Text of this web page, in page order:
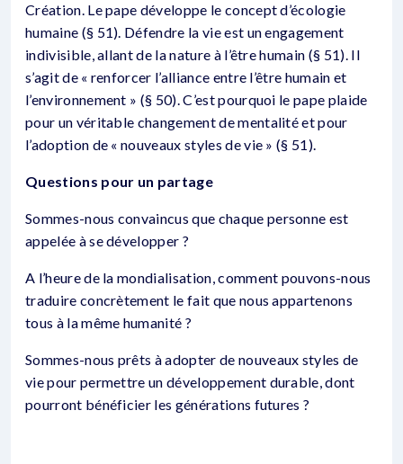
Création. Le pape développe le concept d’écologie
humaine (§ 51). Défendre la vie est un engagement
indivisible, allant de la nature à l’être humain (§ 51). Il
s’agit de « renforcer l’alliance entre l’être humain et
l’environnement » (§ 50). C’est pourquoi le pape plaide
pour un véritable changement de mentalité et pour
l’adoption de « nouveaux styles de vie » (§ 51).
Questions pour un partage
Sommes-nous convaincus que chaque personne est
appelée à se développer ?
A l’heure de la mondialisation, comment pouvons-nous
traduire concrètement le fait que nous appartenons
tous à la même humanité ?
Sommes-nous prêts à adopter de nouveaux styles de
vie pour permettre un développement durable, dont
pourront bénéficier les générations futures ?